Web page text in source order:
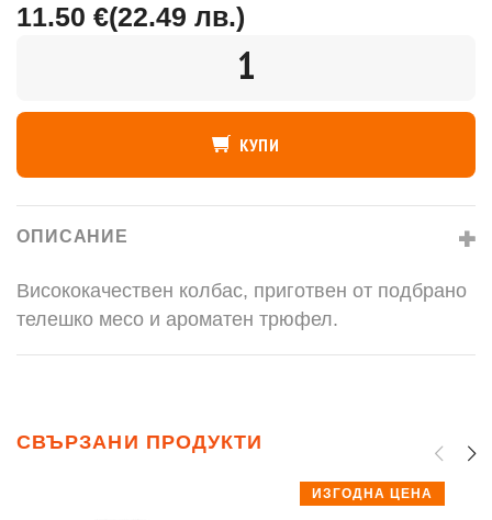
11.50 €(22.49 лв.)
КУПИ
ОПИСАНИЕ
Висококачествен колбас, приготвен от подбрано
телешко месо и ароматен трюфел.
СВЪРЗАНИ ПРОДУКТИ
ИЗГОДНА ЦЕНА